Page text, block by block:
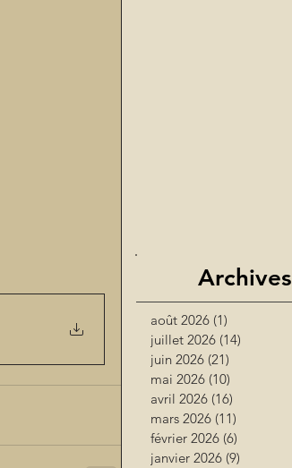
Archives
août 2026 (1)
juillet 2026 (14)
juin 2026 (21)
mai 2026 (10)
avril 2026 (16)
mars 2026 (11)
février 2026 (6)
janvier 2026 (9)